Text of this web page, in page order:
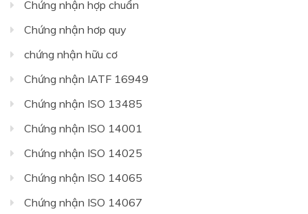
Chứng nhận hợp chuẩn
Chứng nhận hơp quy
chứng nhận hữu cơ
Chứng nhận IATF 16949
Chứng nhận ISO 13485
Chứng nhận ISO 14001
Chứng nhận ISO 14025
Chứng nhận ISO 14065
Chứng nhận ISO 14067